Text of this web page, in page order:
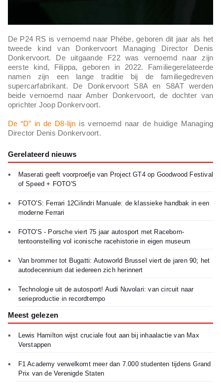
De P24 RS is vernoemd naar Phébe, geboren dit jaar als het
tweede kind van Donkervoort Managing Director Denis
Donkervoort. De uitgaande F22 was vernoemd naar zijn
eerste kind, Filippa, geboren in 2022. Familiegerelateerde
namen zijn een lange traditie bij de familiegedreven
supercarfabrikant. De Donkervoort S8A en S8AT werden
beide vernoemd naar Amber Donkervoort, de dochter van
oprichter Joop Donkervoort.
De “D” in de D8-lijn is vernoemd naar de huidige Managing
Director Denis Donkervoort.
Gerelateerd nieuws
Maserati geeft voorproefje van Project GT4 op Goodwood Festival
of Speed + FOTO'S
FOTO'S: Ferrari 12Cilindri Manuale: de klassieke handbak in een
moderne Ferrari
FOTO'S - Porsche viert 75 jaar autosport met Raceborn-
tentoonstelling vol iconische racehistorie in eigen museum
Van brommer tot Bugatti: Autoworld Brussel viert de jaren 90; het
autodecennium dat iedereen zich herinnert
Technologie uit de autosport! Audi Nuvolari: van circuit naar
serieproductie in recordtempo
Meest gelezen
Lewis Hamilton wijst cruciale fout aan bij inhaalactie van Max
Verstappen
F1 Academy verwelkomt meer dan 7.000 studenten tijdens Grand
Prix van de Verenigde Staten